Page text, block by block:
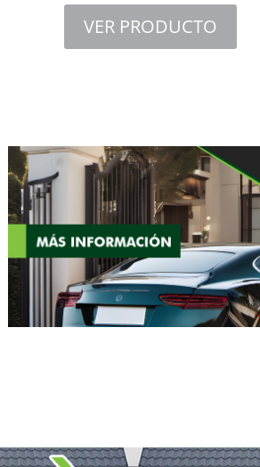
VER PRODUCTO